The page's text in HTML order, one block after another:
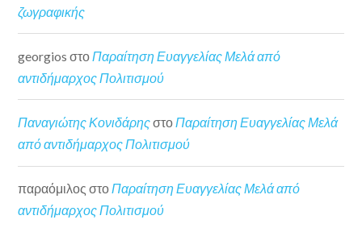
ζωγραφικής
georgios στοΠαραίτηση Ευαγγελίας Μελά από
αντιδήμαρχος Πολιτισμού
Παναγιώτης ΚονιδάρηςστοΠαραίτηση Ευαγγελίας Μελά
από αντιδήμαρχος Πολιτισμού
παραόμιλος στοΠαραίτηση Ευαγγελίας Μελά από
αντιδήμαρχος Πολιτισμού